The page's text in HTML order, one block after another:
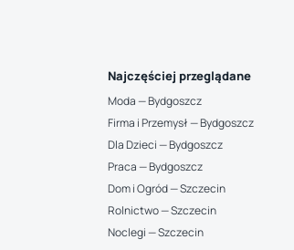
Najczęściej przeglądane
Moda — Bydgoszcz
Firma i Przemysł — Bydgoszcz
Dla Dzieci — Bydgoszcz
Praca — Bydgoszcz
Dom i Ogród — Szczecin
Rolnictwo — Szczecin
Noclegi — Szczecin